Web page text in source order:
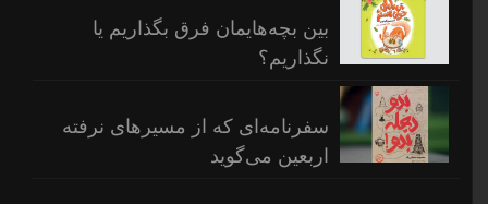
بین بچه‌هایمان فرق بگذاریم یا
نگذاریم؟
سفرنامه‌ای که از مسیرهای نرفته
اربعین می‌گوید